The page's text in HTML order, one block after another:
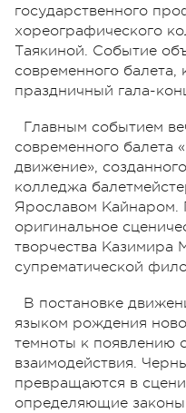
государственного
хореографического
Таякиной. Событие
современного
праздничный гала-
Главным событием
современного балета
движение»,
колледжа
Ярославом Кайнаром.
оригинальное
творчества Казимира
супрематической
В постановке
языком рождения
темноты к появлению
взаимодействия.
превращаются в
определяющие законы